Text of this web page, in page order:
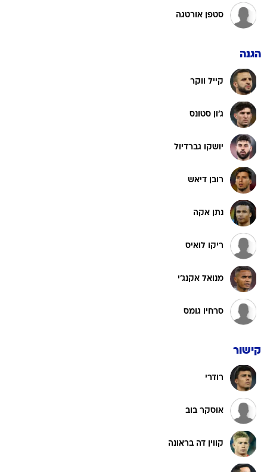
סטפן אורטגה
הגנה
קייל ווקר
ג'ון סטונס
יושקו גברדיול
רובן דיאש
נתן אקה
ריקו לואיס
מנואל אקנג'י
סרחיו גומס
קישור
רודרי
אוסקר בוב
קווין דה בראונה